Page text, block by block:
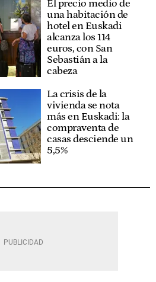
El precio medio de
una habitación de
hotel en Euskadi
alcanza los 114
euros, con San
Sebastián a la
cabeza
La crisis de la
vivienda se nota
más en Euskadi: la
compraventa de
casas desciende un
5,5%